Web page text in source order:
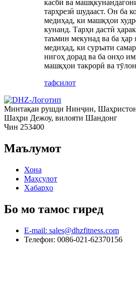
касбӣ ва
тарҳрезӣ шудааст. Он ба
медиҳад, ки машқҳои
кунанд. Тарҳи дастӣ
таъмин мекунад ва ба ҳар
медиҳад, ки суръати
нигоҳ дорад ва ба онҳо
машқҳои такрорӣ ва
тафсилот
Минтақаи рушди Нинҷин,
Шаҳри Дежоу, вилояти Шандонг
Чин 253400
Маълумот
Хона
Маҳсулот
Хабарҳо
Бо мо тамос гиред
E-mail: sales@dhzfitness.com
Телефон: 0086-021-62370156